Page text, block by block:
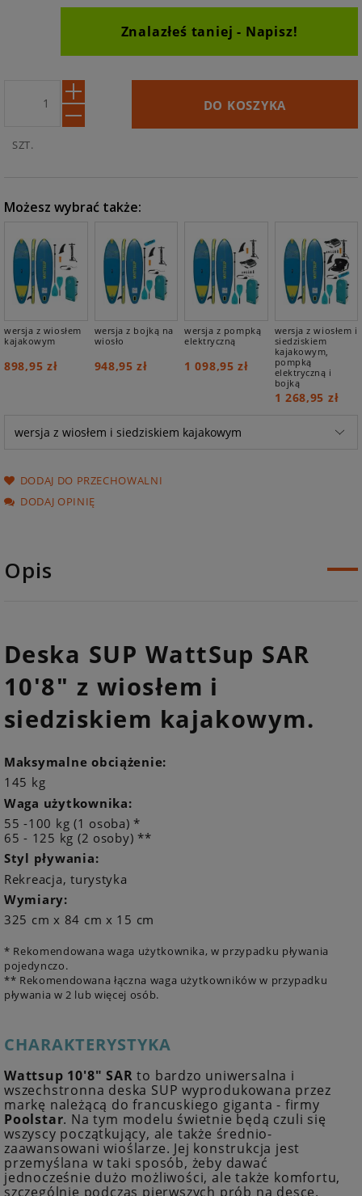
Znalazłeś taniej - Napisz!
SZT.
DO KOSZYKA
Możesz wybrać także:
wersja z wiosłem
kajakowym
898,95 zł
wersja z bojką na
wiosło
948,95 zł
wersja z pompką
elektryczną
1 098,95 zł
wersja z wiosłem i
siedziskiem
kajakowym,
pompką
elektryczną i
bojką
1 268,95 zł
DODAJ DO PRZECHOWALNI
DODAJ OPINIĘ
Opis
Deska SUP WattSup SAR
10'8" z wiosłem i
siedziskiem kajakowym.
Maksymalne obciążenie:
145 kg
Waga użytkownika:
55 -100 kg (1 osoba) *
65 - 125 kg (2 osoby) **
Styl pływania:
Rekreacja, turystyka
Wymiary:
325 cm x 84 cm x 15 cm
* Rekomendowana waga użytkownika, w przypadku pływania
pojedynczo.
** Rekomendowana łączna waga użytkowników w przypadku
pływania w 2 lub więcej osób.
CHARAKTERYSTYKA
Wattsup 10'8" SAR to bardzo uniwersalna i
wszechstronna deska SUP wyprodukowana przez
markę należącą do francuskiego giganta - firmy
Poolstar. Na tym modelu świetnie będą czuli się
wszyscy początkujący, ale także średnio-
zaawansowani wioślarze. Jej konstrukcja jest
przemyślana w taki sposób, żeby dawać
jednocześnie dużo możliwości, ale także komfortu,
szczególnie podczas pierwszych prób na desce.